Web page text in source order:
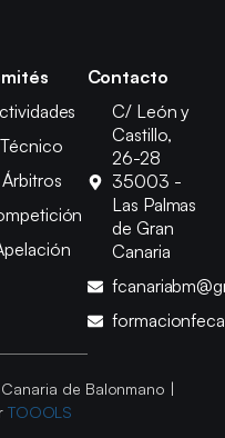
Técnico
Árbitros
Contacto
C/ León y
Castillo,
26-28
35003 -
Las Palmas
de Gran
Canaria
de Balonmano |
TOOOLS